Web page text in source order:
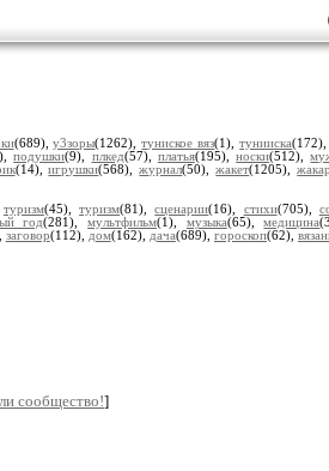
(689),у3зоры(1262),туниское вяз(1),тунииска
подушки(9), плкед(57), платья(195),носки(512),
(14),игрушки(568),журнал(50),жакет(1205),
туризм(45),туризм(81),сценарии(16), стихи(705),
год(281),мультфильм(1), музыка(65),медицина
заговор(112), дом(162), дача(689), гороскоп(62),
сообщество!]